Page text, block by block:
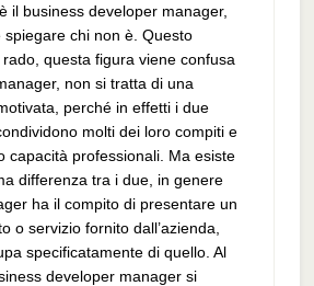
il business developer manager,
spiegare chi non è. Questo
questa figura viene confusa
non si tratta di una
perché in effetti i due
molti dei loro compiti e
capacità professionali. Ma esiste
differenza tra i due, in genere
ha il compito di presentare un
o servizio fornito dall’azienda,
specificatamente di quello. Al
developer manager si